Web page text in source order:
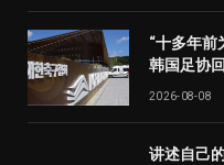
“十多年前
韩国足协
2026-08-08
讲述自己